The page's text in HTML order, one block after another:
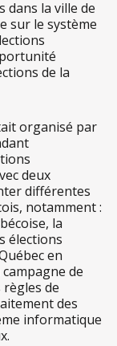
dans la ville de
sur le système
de la
organisé par
deux
différentes
notamment :
la
élections
en
de
règles de
des
informatique